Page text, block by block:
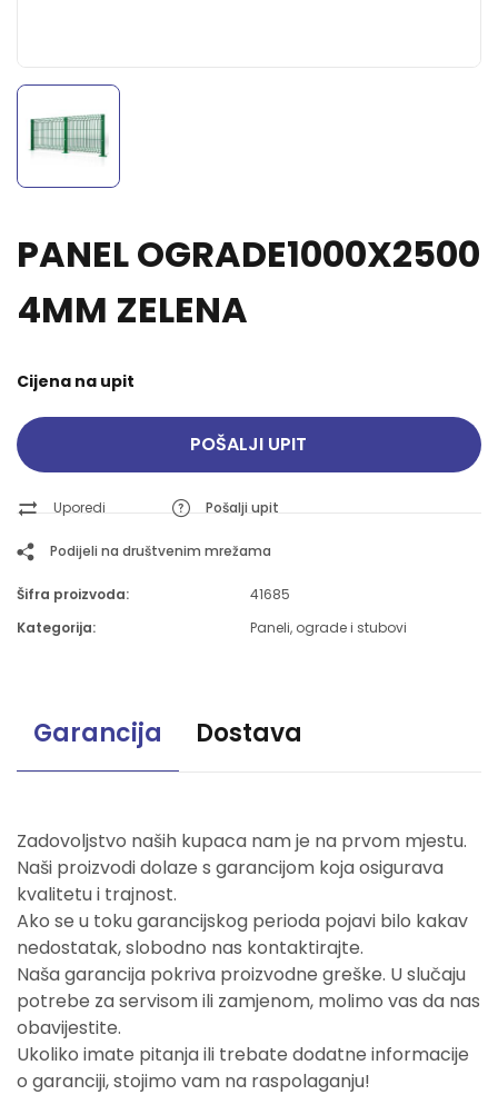
PANEL OGRADE1000X2500
4MM ZELENA
Cijena na upit
POŠALJI UPIT
Uporedi Pošalji upit
Podijeli na društvenim mrežama
Šifra proizvoda:
41685
Kategorija:
Paneli, ograde i stubovi
Garancija Dostava
Zadovoljstvo naših kupaca nam je na prvom mjestu.
Naši proizvodi dolaze s garancijom koja osigurava
kvalitetu i trajnost.
Ako se u toku garancijskog perioda pojavi bilo kakav
nedostatak, slobodno nas kontaktirajte.
Naša garancija pokriva proizvodne greške. U slučaju
potrebe za servisom ili zamjenom, molimo vas da nas
obavijestite.
Ukoliko imate pitanja ili trebate dodatne informacije
o garanciji, stojimo vam na raspolaganju!